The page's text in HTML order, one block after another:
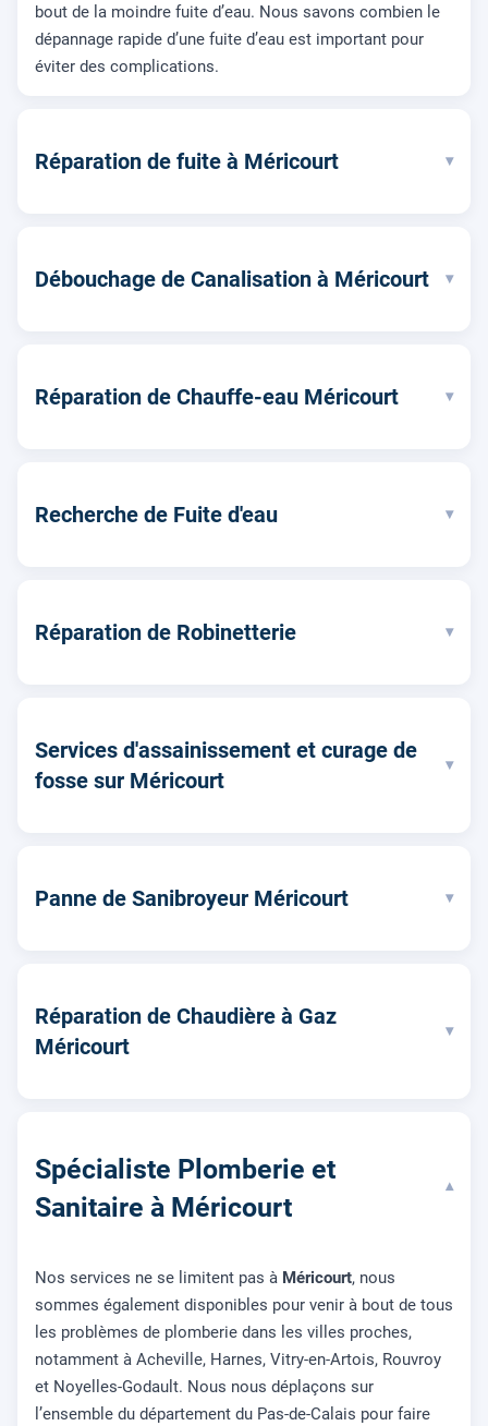
bout de la moindre fuite d’eau. Nous savons combien le
dépannage rapide d’une fuite d’eau est important pour
éviter des complications.
Réparation de fuite à Méricourt ▾
Débouchage de Canalisation à Méricourt ▾
Réparation de Chauffe-eau Méricourt ▾
Recherche de Fuite d'eau ▾
Réparation de Robinetterie ▾
Services d'assainissement et curage de
fosse sur Méricourt
▾
Panne de Sanibroyeur Méricourt ▾
Réparation de Chaudière à Gaz
Méricourt
▾
Spécialiste Plomberie et
Sanitaire à Méricourt
▾
Nos services ne se limitent pas à Méricourt, nous
sommes également disponibles pour venir à bout de tous
les problèmes de plomberie dans les villes proches,
notamment à Acheville, Harnes, Vitry-en-Artois, Rouvroy
et Noyelles-Godault. Nous nous déplaçons sur
l’ensemble du département du Pas-de-Calais pour faire